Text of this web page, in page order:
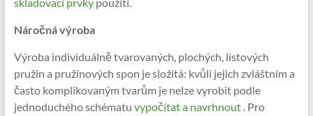
Náročná výroba
Výroba individuálně tvarovaných, plochých, listových
pružin a pružinových spon je složitá: kvůli jejich zvláštním a
často komplikovaným tvarům je nelze vyrobit podle
jednoduchého schématu vypočítat a navrhnout. Pro